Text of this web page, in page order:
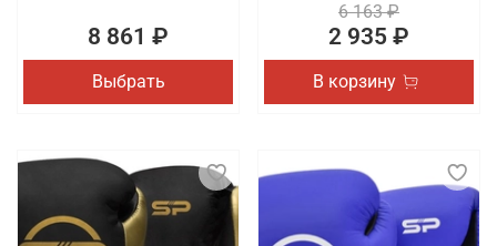
8 861 ₽
Выбрать
6 163 ₽
2 935 ₽
В корзину